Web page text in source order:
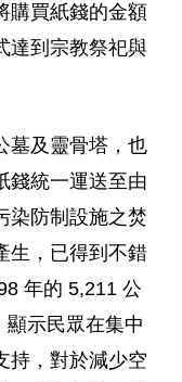
購買紙錢的金額
達到宗教祭祀與
墓及靈骨塔，也
錢統一運送至由
染防制設施之焚
生，已得到不錯
年的 5,211 公
示民眾在集中
持，對於減少空